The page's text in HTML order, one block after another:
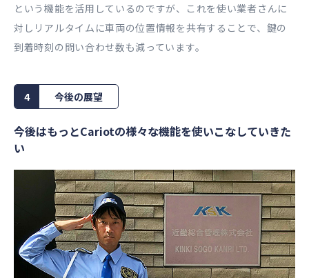
という機能を活用しているのですが、これを使い業者さんに
対しリアルタイムに車両の位置情報を共有することで、鍵の
到着時刻の問い合わせ数も減っています。
4 今後の展望
今後はもっとCariotの様々な機能を使いこなしていきた
い